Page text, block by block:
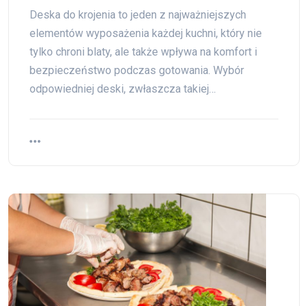
Deska do krojenia to jeden z najważniejszych
elementów wyposażenia każdej kuchni, który nie
tylko chroni blaty, ale także wpływa na komfort i
bezpieczeństwo podczas gotowania. Wybór
odpowiedniej deski, zwłaszcza takiej…